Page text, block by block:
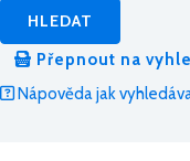
HLEDAT
Přepnout na
Nápověda jak